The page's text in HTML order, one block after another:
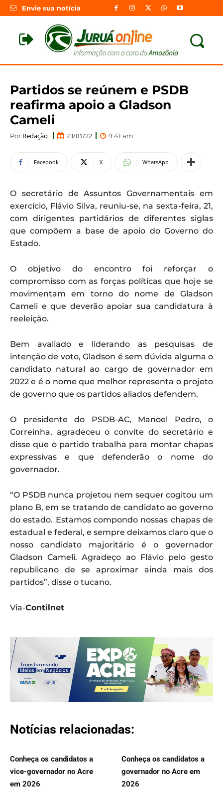
Envie sua notícia
Partidos se reúnem e PSDB
reafirma apoio a Gladson
Cameli
Por Redação 23/01/22 9:41 am
Facebook X WhatsApp
O secretário de Assuntos Governamentais em
exercício, Flávio Silva, reuniu-se, na sexta-feira, 21,
com dirigentes partidários de diferentes siglas
que compõem a base de apoio do Governo do
Estado.
O objetivo do encontro foi reforçar o
compromisso com as forças políticas que hoje se
movimentam em torno do nome de Gladson
Cameli e que deverão apoiar sua candidatura à
reeleição.
Bem avaliado e liderando as pesquisas de
intenção de voto, Gladson é sem dúvida alguma o
candidato natural ao cargo de governador em
2022 e é o nome que melhor representa o projeto
de governo que os partidos aliados defendem.
O presidente do PSDB-AC, Manoel Pedro, o
Correinha, agradeceu o convite do secretário e
disse que o partido trabalha para montar chapas
expressivas e que defenderão o nome do
governador.
“O PSDB nunca projetou nem sequer cogitou um
plano B, em se tratando de candidato ao governo
do estado. Estamos compondo nossas chapas de
estadual e federal, e sempre deixamos claro que o
nosso candidato majoritário é o governador
Gladson Cameli. Agradeço ao Flávio pelo gesto
republicano de se aproximar ainda mais dos
partidos”, disse o tucano.
Via-Contilnet
Notícias relacionadas:
Conheça os candidatos a
vice-governador no Acre
em 2026
Conheça os candidatos a
governador no Acre em
2026